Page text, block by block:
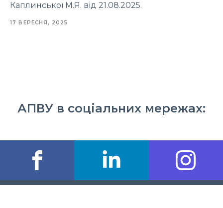
Каплинської М.Я. від 21.08.2025.
17 ВЕРЕСНЯ, 2025
АПВУ в соціальних мережах: